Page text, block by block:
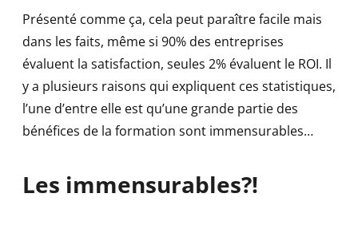
Présenté comme ça, cela peut paraître facile mais
dans les faits, même si 90% des entreprises
évaluent la satisfaction, seules 2% évaluent le ROI. Il
y a plusieurs raisons qui expliquent ces statistiques,
l’une d’entre elle est qu’une grande partie des
bénéfices de la formation sont immensurables…
Les immensurables?!